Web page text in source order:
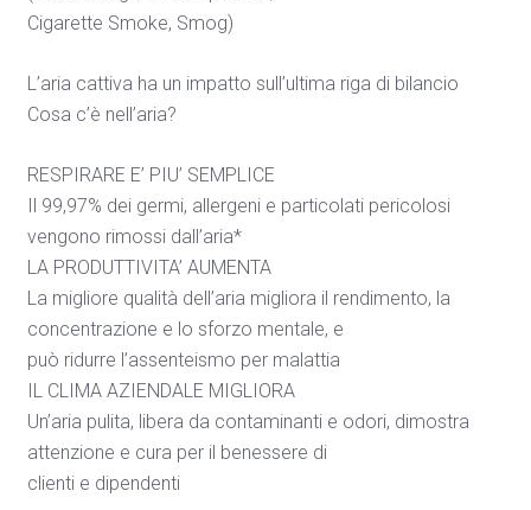
Cigarette Smoke, Smog)
L’aria cattiva ha un impatto sull’ultima riga di bilancio
Cosa c’è nell’aria?
RESPIRARE E’ PIU’ SEMPLICE
Il 99,97% dei germi, allergeni e particolati pericolosi
vengono rimossi dall’aria*
LA PRODUTTIVITA’ AUMENTA
La migliore qualità dell’aria migliora il rendimento, la
concentrazione e lo sforzo mentale, e
può ridurre l’assenteismo per malattia
IL CLIMA AZIENDALE MIGLIORA
Un’aria pulita, libera da contaminanti e odori, dimostra
attenzione e cura per il benessere di
clienti e dipendenti